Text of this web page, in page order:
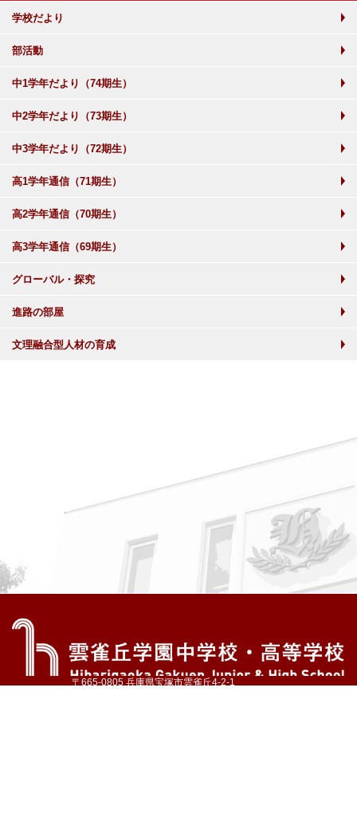
学校だより
部活動
中1学年だより（74期生）
中2学年だより（73期生）
中3学年だより（72期生）
高1学年通信（71期生）
高2学年通信（70期生）
高3学年通信（69期生）
グローバル・探究
進路の部屋
文理融合型人材の育成
〒665-0805 兵庫県宝塚市雲雀丘4-2-1